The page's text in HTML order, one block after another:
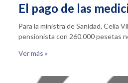
El pago de las
Para la ministra de Sanidad, Celia
pensionista con 260.000 pesetas
Ver más »